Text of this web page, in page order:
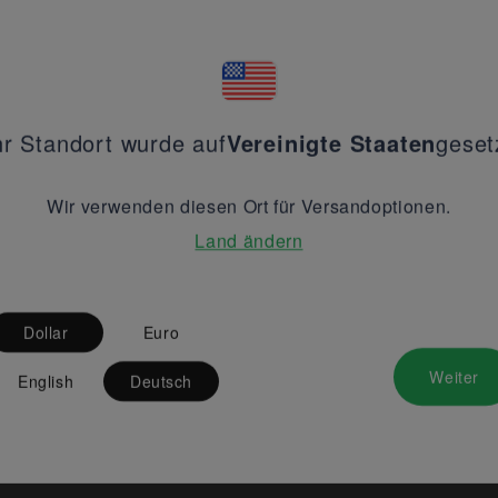
Standort wurde aufVereinigte Staaten
Wir verwenden diesen Ort für Versandoptionen.
Land ändern
Dollar Euro
English Deutsch Weiter